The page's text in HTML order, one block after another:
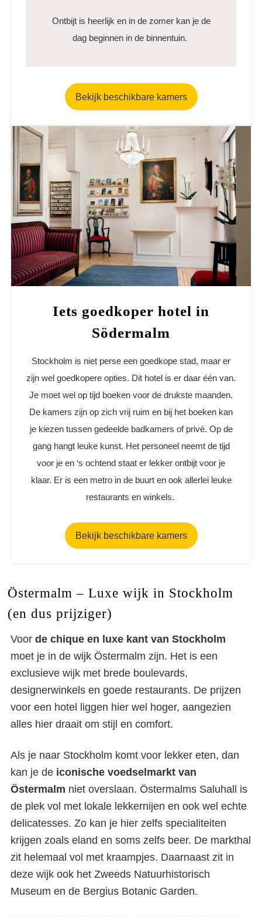
Ontbijt is heerlijk en in de zomer kan je de
dag beginnen in de binnentuin.
Bekijk beschikbare kamers
Iets goedkoper hotel in
Södermalm
Stockholm is niet perse een goedkope stad, maar er
zijn wel goedkopere opties. Dit hotel is er daar één van.
Je moet wel op tijd boeken voor de drukste maanden.
De kamers zijn op zich vrij ruim en bij het boeken kan
je kiezen tussen gedeelde badkamers of privé. Op de
gang hangt leuke kunst. Het personeel neemt de tijd
voor je en ‘s ochtend staat er lekker ontbijt voor je
klaar. Er is een metro in de buurt en ook allerlei leuke
restaurants en winkels.
Bekijk beschikbare kamers
Östermalm – Luxe wijk in Stockholm
(en dus prijziger)
Voor de chique en luxe kant van Stockholm
moet je in de wijk Östermalm zijn. Het is een
exclusieve wijk met brede boulevards,
designerwinkels en goede restaurants. De prijzen
voor een hotel liggen hier wel hoger, aangezien
alles hier draait om stijl en comfort.
Als je naar Stockholm komt voor lekker eten, dan
kan je de iconische voedselmarkt van
Östermalm niet overslaan. Östermalms Saluhall is
de plek vol met lokale lekkernijen en ook wel echte
delicatesses. Zo kan je hier zelfs specialiteiten
krijgen zoals eland en soms zelfs beer. De markthal
zit helemaal vol met kraampjes. Daarnaast zit in
deze wijk ook het Zweeds Natuurhistorisch
Museum en de Bergius Botanic Garden.